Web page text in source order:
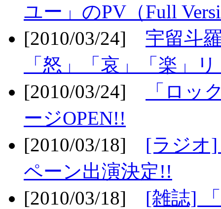
ユー」のPV（Full
[2010/03/24] 宇留斗
「怒」「哀」「楽」
[2010/03/24]
「ロッ
ージOPEN!!
[2010/03/18] [ラジオ
ペーン出演決定!!
[2010/03/18] [雑誌]